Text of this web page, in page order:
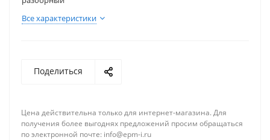
материал корпуса — нержавеющая сталь AISI316;
электропривода или пневмопривода.
запорным устройством, которое широко
применяется в различных отраслях
Все характеристики
Поделиться
Цена действительна только для интернет-магазина. Для
получения более выгоднях предложений просим обращаться
по электронной почте: info@epm-i.ru